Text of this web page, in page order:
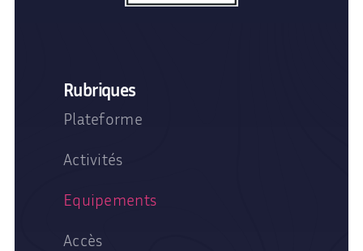
Rubriques
Plateforme
Activités
Equipements
Accès